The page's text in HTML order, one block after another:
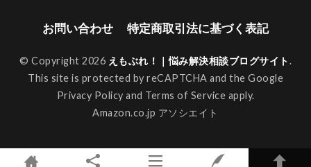
お問い合わせ 特定商取引法に基づく表記
© Copyright 2026 えもぶれ！｜悩み解決相談ブログサイト.
This site is protected by reCAPTCHA and the Google
Privacy Policy and Terms of Service apply.
Amazon.co.jp アソシエイト